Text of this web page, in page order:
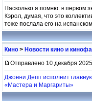
Насколько я помню: в первом
Кэрол, думая, что это
тоже послала его на
Кино > Новости кино и
Отправлено 10 декабря 2025
Джонни Депп исполнит
«Мастера и Маргариты»